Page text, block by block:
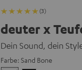
(3)
deuter x
Dein Sound, dein
Farbe: Sand Bone